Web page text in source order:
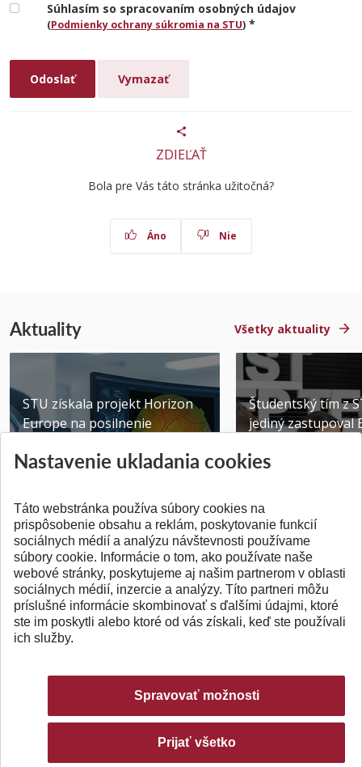
Súhlasím so spracovaním osobných údajov
(Podmienky ochrany súkromia na STU) *
ZDIEĽAŤ
Bola pre Vás táto stránka užitočná?
Áno Nie
Aktuality Všetky aktuality
STU získala projekt Horizon
Europe na posilnenie
Publikované 31.07.2026
Študentský tím z
jediný zastupoval
Publikované
SPÄŤ NA VRCH
Nastavenie ukladania cookies
Táto webstránka používa súbory cookies na
prispôsobenie obsahu a reklám, poskytovanie funkcií
sociálnych médií a analýzu návštevnosti používame
súbory cookie. Informácie o tom, ako používate naše
webové stránky, poskytujeme aj našim partnerom v oblasti
sociálnych médií, inzercie a analýzy. Títo partneri môžu
príslušné informácie skombinovať s ďalšími údajmi, ktoré
ste im poskytli alebo ktoré od vás získali, keď ste používali
ich služby.
Spravovať možnosti
Prijať všetko